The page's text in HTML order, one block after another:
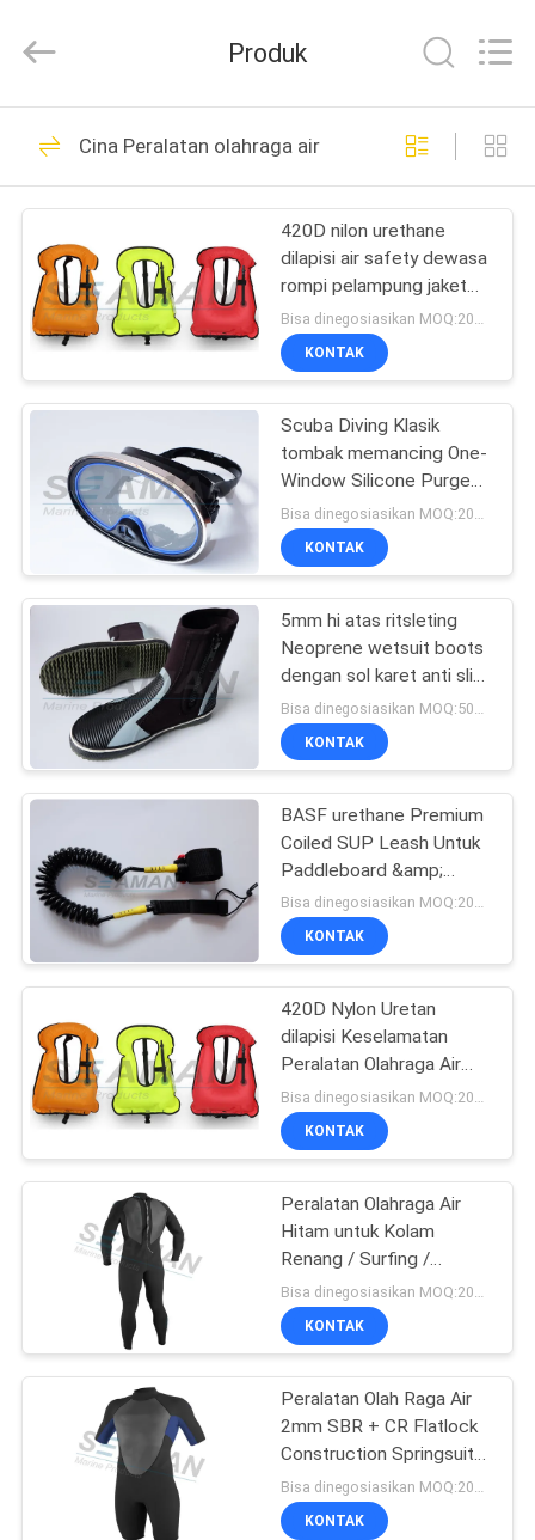
RUMAH
PRODUK
VIDEO
TENTANG
KAMI
TUR
PABRIK
KONTROL
KUALITAS
COMPANY
NEWS
PRIVACY
POLICY
Marine
Co.,Ltd..
Reserved.
Jaket Kehidupan
34
Life Jacket Light
24
Aksesoris Jaket
Kehidupan
27
Aparatus
Pernapasan Udara
31
Perahu Safety
Ladder
8
jaket pelampung
olahraga air
16
Produk
Cina Peralatan olahraga air
420D nilon urethane
dilapisi air safety dewasa
rompi pelampung jaket
untuk diving gratis
Bisa dinegosiasikan MOQ:200pcs
KONTAK
Scuba Diving Klasik
tombak memancing One-
Window Silicone Purged
Mask dengan bingkai
logam
KONTAK
5mm hi atas ritsleting
Neoprene wetsuit boots
dengan sol karet anti slip
untuk selam scuba diving
berlayar dan kayak
KONTAK
BASF urethane Premium
Coiled SUP Leash Untuk
Paddleboard &amp;
Surfboards dengan
Double SS Swivels and
Trip
Bisa dinegosiasikan MOQ:200pcs setiap warna
KONTAK
420D Nylon Uretan
dilapisi Keselamatan
Peralatan Olahraga Air
Rompi Snorkeling
Dewasa
Bisa dinegosiasikan MOQ:200pcs
KONTAK
Peralatan Olahraga Air
Hitam untuk Kolam
Renang / Surfing /
Snorkeling
KONTAK
Peralatan Olah Raga Air
2mm SBR + CR Flatlock
Construction Springsuit
Wetsuits
KONTAK